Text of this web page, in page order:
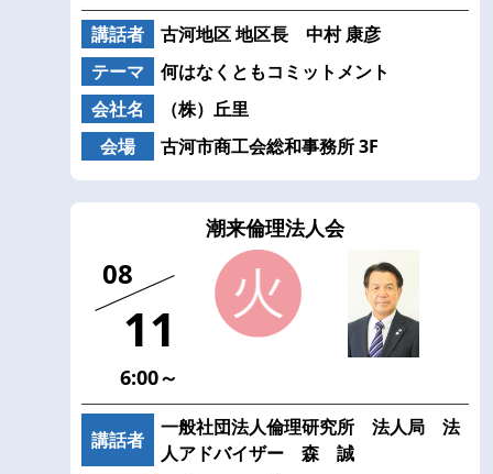
講話者
古河地区 地区長 中村 康彦
テーマ
何はなくともコミットメント
会社名
（株）丘里
会場
古河市商工会総和事務所 3F
潮来倫理法人会
08
11
6:00～
講話者
一般社団法人倫理研究所 法人局 法
人アドバイザー 森 誠